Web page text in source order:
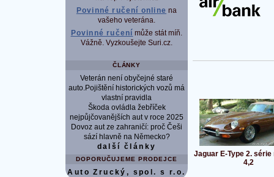
Povinné ručení online na
vašeho veterána.
Povinné ručení může stát míň.
Vážně. Vyzkoušejte Suri.cz.
ČLÁNKY
Veterán není obyčejné staré
auto.Pojištění historických vozů má
vlastní pravidla
Škoda ovládla žebříček
nejpůjčovanějších aut v roce 2025
Dovoz aut ze zahraničí: proč Češi
sází hlavně na Německo?
další články
DOPORUČUJEME PRODEJCE
Auto Zrucký, spol. s r.o.
Jaguar E-Type 2.
4,2